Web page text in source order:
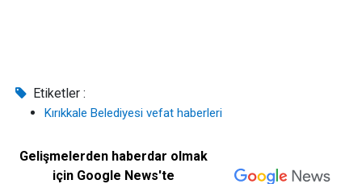
Etiketler :
Kırıkkale Belediyesi vefat haberleri
Gelişmelerden haberdar olmak
için Google News'te